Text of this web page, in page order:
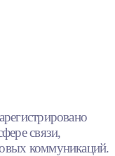
связи,
коммуникаций.